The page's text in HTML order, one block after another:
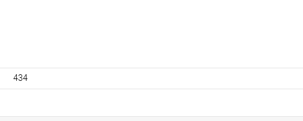
434